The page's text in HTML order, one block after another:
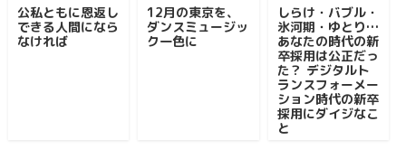
公私ともに恩返し
できる人間になら
なければ
12月の東京を、
ダンスミュージッ
ク一色に
しらけ・バブル・
氷河期・ゆとり…
あなたの時代の新
卒採用は公正だっ
た？ デジタルト
ランスフォーメー
ション時代の新卒
採用にダイジなこ
と